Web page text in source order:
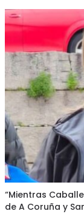
“Mientras
de A Coruña y